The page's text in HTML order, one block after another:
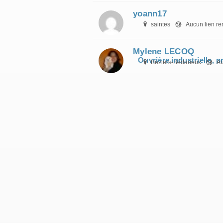
yoann17
saintes Aucun lien
Mylene LECOQ
Ouvrière industrielle,
Beziers-Bédarieux